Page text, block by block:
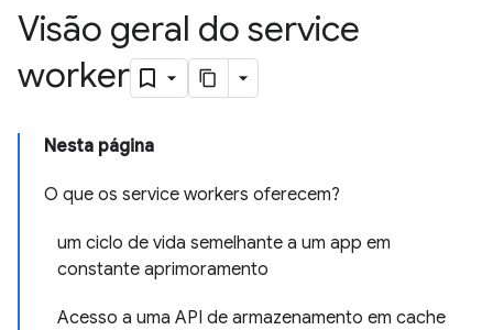
Visão geral do service
worker
Nesta página
O que os service workers oferecem?
um ciclo de vida semelhante a um app em
constante aprimoramento
Acesso a uma API de armazenamento em cache